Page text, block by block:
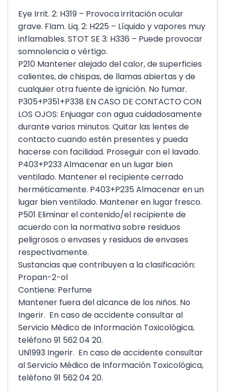
Eye Irrit. 2: H319 – Provoca irritación ocular
grave. Flam. Liq. 2: H225 – Líquido y vapores muy
inflamables. STOT SE 3: H336 – Puede provocar
somnolencia o vértigo.
P210 Mantener alejado del calor, de superficies
calientes, de chispas, de llamas abiertas y de
cualquier otra fuente de ignición. No fumar.
P305+P351+P338 EN CASO DE CONTACTO CON
LOS OJOS: Enjuagar con agua cuidadosamente
durante varios minutos. Quitar las lentes de
contacto cuando estén presentes y pueda
hacerse con facilidad. Proseguir con el lavado.
P403+P233 Almacenar en un lugar bien
ventilado. Mantener el recipiente cerrado
herméticamente. P403+P235 Almacenar en un
lugar bien ventilado. Mantener en lugar fresco.
P501 Eliminar el contenido/el recipiente de
acuerdo con la normativa sobre residuos
peligrosos o envases y residuos de envases
respectivamente.
Sustancias que contribuyen a la clasificación:
Propan-2-ol
Contiene: Perfume
Mantener fuera del alcance de los niños. No
Ingerir. En caso de accidente consultar al
Servicio Médico de Información Toxicológica,
teléfono 91 562 04 20.
UN1993 Ingerir. En caso de accidente consultar
al Servicio Médico de Información Toxicológica,
teléfono 91 562 04 20.